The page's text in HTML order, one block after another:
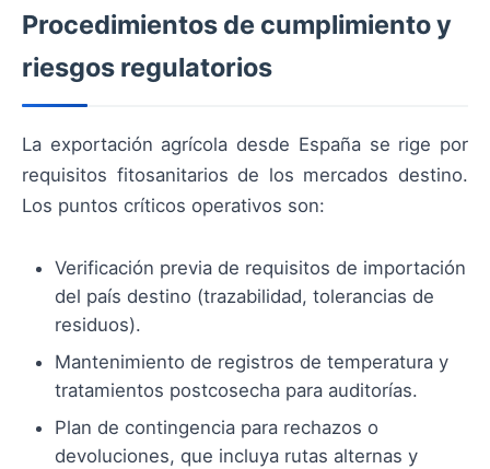
Procedimientos de cumplimiento y
riesgos regulatorios
La exportación agrícola desde España se rige por
requisitos fitosanitarios de los mercados destino.
Los puntos críticos operativos son:
Verificación previa de requisitos de importación
del país destino (trazabilidad, tolerancias de
residuos).
Mantenimiento de registros de temperatura y
tratamientos postcosecha para auditorías.
Plan de contingencia para rechazos o
devoluciones, que incluya rutas alternas y